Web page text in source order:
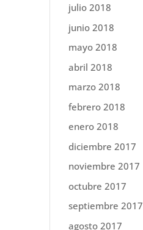
julio 2018
junio 2018
mayo 2018
abril 2018
marzo 2018
febrero 2018
enero 2018
diciembre 2017
noviembre 2017
octubre 2017
septiembre 2017
agosto 2017